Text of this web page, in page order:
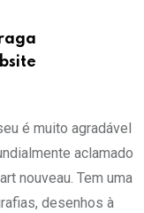
é muito agradável
aclamado
nouveau. Tem uma
desenhos à